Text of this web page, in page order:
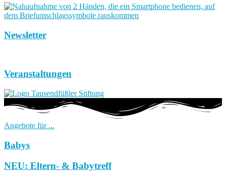
Newsletter
Veranstaltungen
Angebote für ...
Babys
NEU: Eltern- & Babytreff